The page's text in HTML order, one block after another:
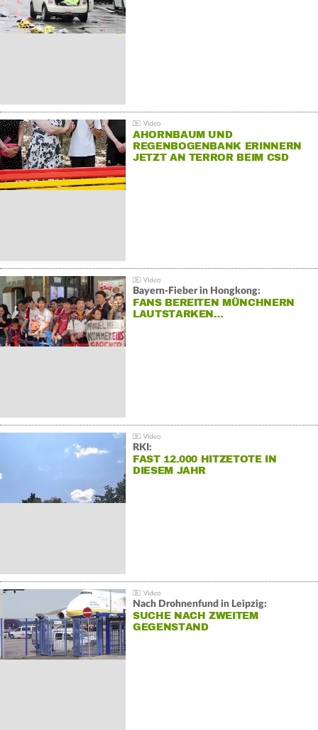
AHORNBAUM UND
REGENBOGENBANK ERINNERN
JETZT AN TERROR BEIM CSD
Bayern-Fieber in Hongkong:
FANS BEREITEN MÜNCHNERN
LAUTSTARKEN…
RKI:
FAST 12.000 HITZETOTE IN
DIESEM JAHR
Nach Drohnenfund in Leipzig:
SUCHE NACH ZWEITEM
GEGENSTAND